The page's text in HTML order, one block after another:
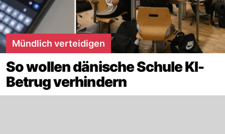
Mündlich verteidigen
So wollen dänische Schule KI-
Betrug verhindern